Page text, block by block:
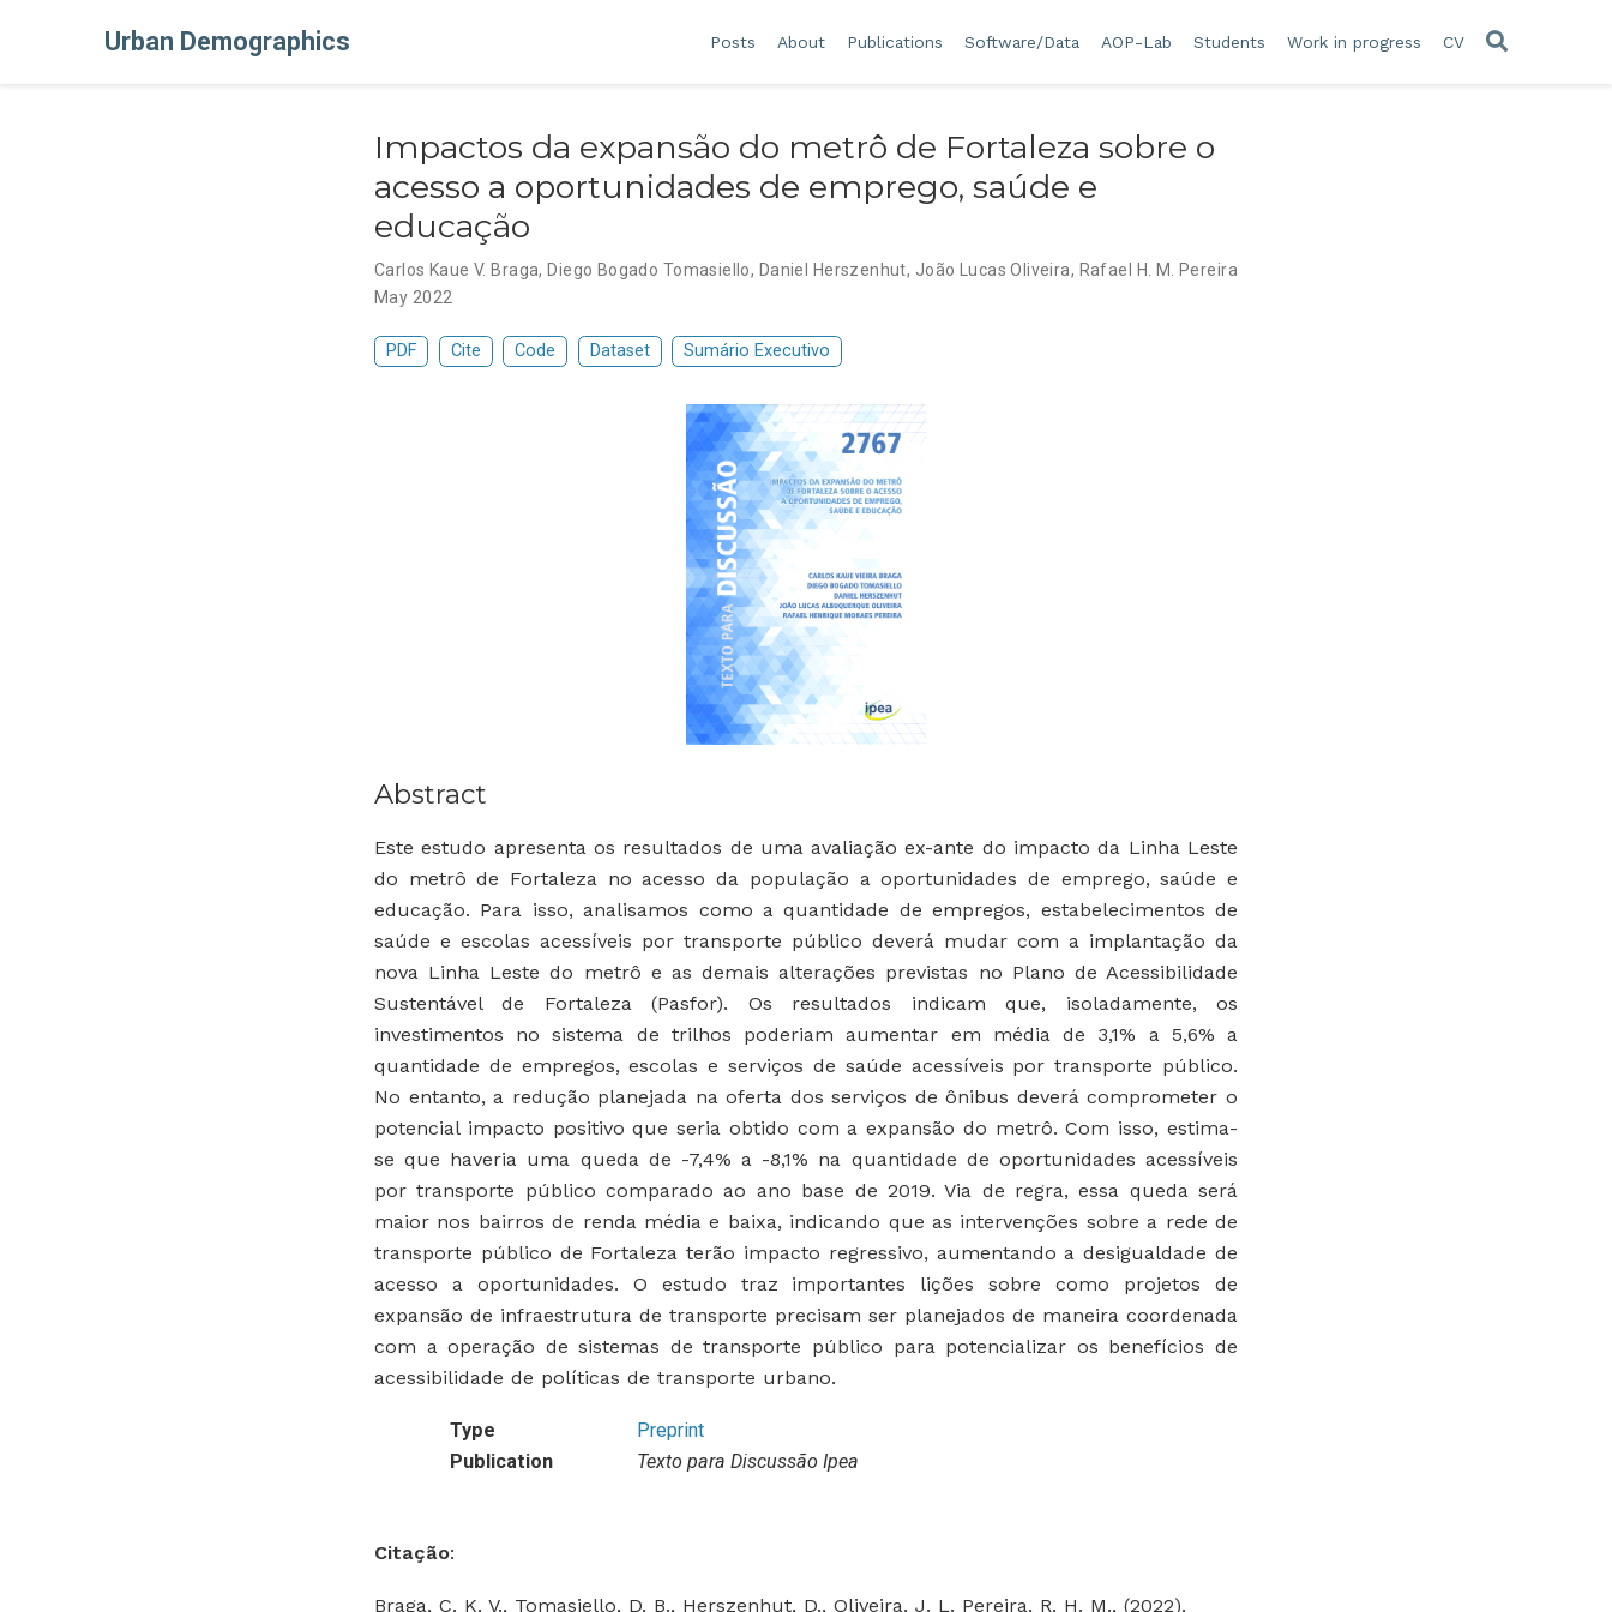
Urban Demographics Posts About Publications Software/Data AOP-Lab Students Work in progress CV
Impactos da expansão do metrô de Fortaleza sobre o
acesso a oportunidades de emprego, saúde e
educação
Carlos Kaue V. Braga, Diego Bogado Tomasiello, Daniel Herszenhut, João Lucas Oliveira, Rafael H. M. Pereira
May 2022
PDF Cite Code Dataset Sumário Executivo
Abstract
Este estudo apresenta os resultados de uma avaliação ex-ante do impacto da Linha Leste
do metrô de Fortaleza no acesso da população a oportunidades de emprego, saúde e
educação. Para isso, analisamos como a quantidade de empregos, estabelecimentos de
saúde e escolas acessíveis por transporte público deverá mudar com a implantação da
nova Linha Leste do metrô e as demais alterações previstas no Plano de Acessibilidade
Sustentável de Fortaleza (Pasfor). Os resultados indicam que, isoladamente, os
investimentos no sistema de trilhos poderiam aumentar em média de 3,1% a 5,6% a
quantidade de empregos, escolas e serviços de saúde acessíveis por transporte público.
No entanto, a redução planejada na oferta dos serviços de ônibus deverá comprometer o
potencial impacto positivo que seria obtido com a expansão do metrô. Com isso, estima-
se que haveria uma queda de -7,4% a -8,1% na quantidade de oportunidades acessíveis
por transporte público comparado ao ano base de 2019. Via de regra, essa queda será
maior nos bairros de renda média e baixa, indicando que as intervenções sobre a rede de
transporte público de Fortaleza terão impacto regressivo, aumentando a desigualdade de
acesso a oportunidades. O estudo traz importantes lições sobre como projetos de
expansão de infraestrutura de transporte precisam ser planejados de maneira coordenada
com a operação de sistemas de transporte público para potencializar os benefícios de
acessibilidade de políticas de transporte urbano.
Type
Preprint
Publication
Texto para Discussão Ipea
Citação:
Braga, C. K. V., Tomasiello, D. B., Herszenhut, D., Oliveira, J. L. Pereira, R. H. M., (2022).